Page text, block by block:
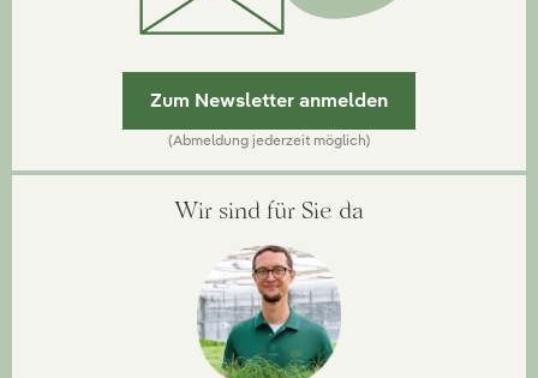
Zum Newsletter anmelden
(Abmeldung jederzeit möglich)
Wir sind für Sie da